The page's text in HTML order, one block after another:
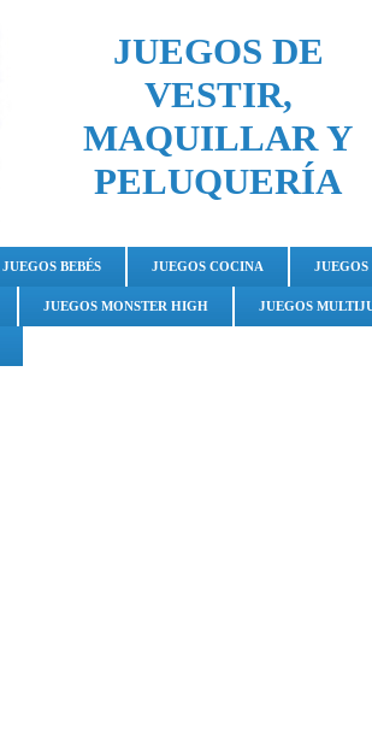
JUEGOS DE
VESTIR,
MAQUILLAR Y
PELUQUERÍA
JUEGOS BEBÉS JUEGOS COCINA JUEGOS
JUEGOS MONSTER HIGH JUEGOS